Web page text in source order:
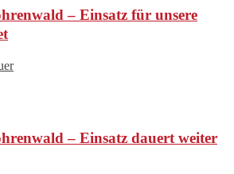
– Einsatz für unsere
– Einsatz dauert weiter